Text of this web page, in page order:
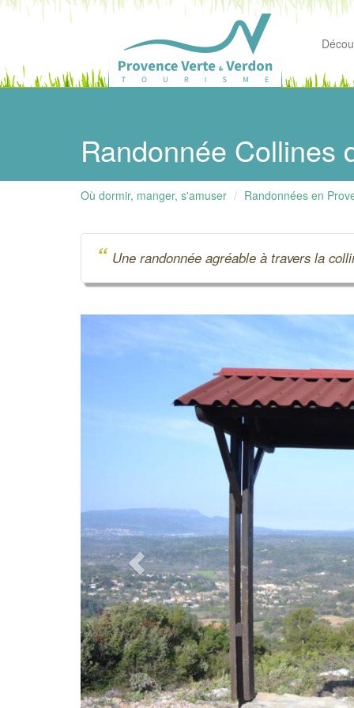
Randonnée Collines
Où dormir, manger, s'amuser Randonnées en
“ Une randonnée agréable à travers la